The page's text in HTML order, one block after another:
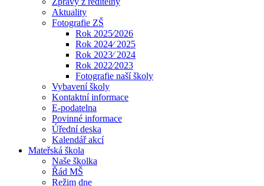
Aktuality
Fotografie ZŠ
Rok 2025⁄2026
Rok 2024⁄ 2025
Rok 2023⁄ 2024
Rok 2022⁄2023
Fotografie naší školy
Vybavení školy
Kontaktní informace
E-podatelna
Povinné informace
Úřední deska
Kalendář akcí
Mateřská škola
Naše školka
Řád MŠ
Režim dne